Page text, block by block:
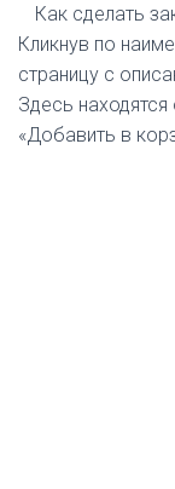
Как сделать
Кликнув по
страницу с
Здесь находятся
«Добавить в